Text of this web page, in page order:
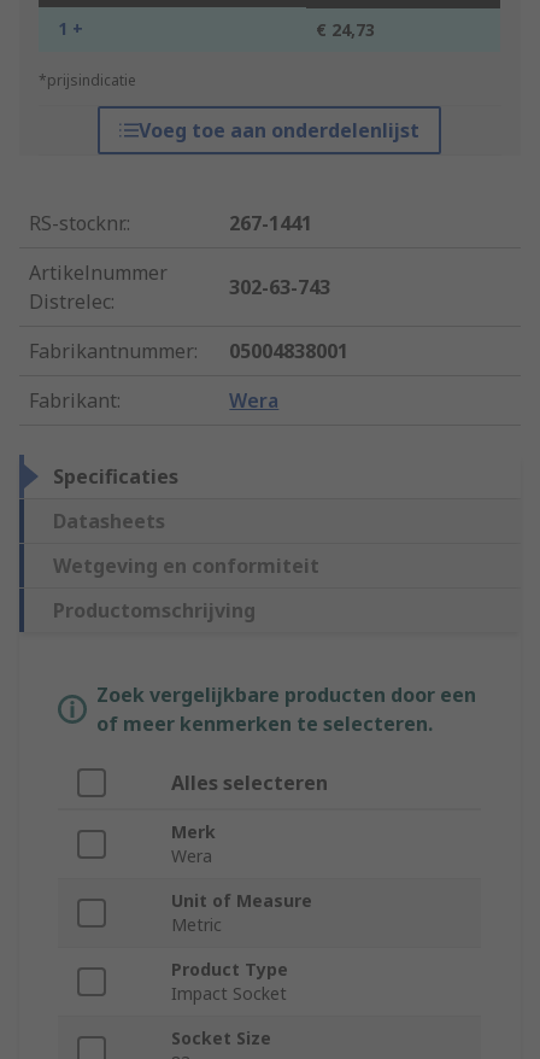
1 + € 24,73
*prijsindicatie
Voeg toe aan onderdelenlijst
RS-stocknr.:
267-1441
Artikelnummer
Distrelec:
302-63-743
Fabrikantnummer:
05004838001
Fabrikant: Wera
Specificaties
Datasheets
Wetgeving en conformiteit
Productomschrijving
Zoek vergelijkbare producten door een
of meer kenmerken te selecteren.
Alles selecteren
Merk
Wera
Unit of Measure
Metric
Product Type
Impact Socket
Socket Size